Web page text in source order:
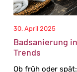
30. April 2025
Badsanierung
Trends
Ob früh oder